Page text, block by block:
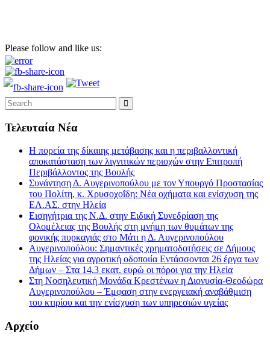
Please follow and like us:
Τελευταία Νέα
Η πορεία της δίκαιης μετάβασης και η περιβαλλοντική
αποκατάσταση των λιγνιτικών περιοχών στην Επιτροπή
Περιβάλλοντος της Βουλής
Συνάντηση Δ. Αυγερινοπούλου με τον Υπουργό Προστασίας
του Πολίτη, κ. Χρυσοχοΐδη: Νέα οχήματα και ενίσχυση της
ΕΛ.ΑΣ. στην Ηλεία
Εισηγήτρια της Ν.Δ. στην Ειδική Συνεδρίαση της
Ολομέλειας της Βουλής στη μνήμη των θυμάτων της
φονικής πυρκαγιάς στο Μάτι η Δ. Αυγερινοπούλου
Αυγερινοπούλου: Σημαντικές χρηματοδοτήσεις σε Δήμους
της Ηλείας για αγροτική οδοποιία Εντάσσονται 26 έργα των
Δήμων – Στα 14,3 εκατ. ευρώ οι πόροι για την Ηλεία
Στη Νοσηλευτική Μονάδα Κρεστένων η Διονυσία-Θεοδώρα
Αυγερινοπούλου – Έμφαση στην ενεργειακή αναβάθμιση
του κτιρίου και την ενίσχυση των υπηρεσιών υγείας
Αρχείο